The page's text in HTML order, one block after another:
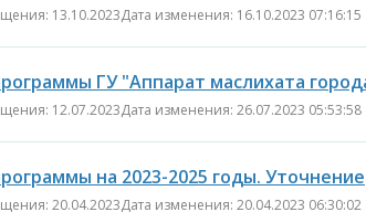
13.10.2023Дата изменения: 16.10.2023 07:16:15
ГУ "Аппарат маслихата
12.07.2023Дата изменения: 26.07.2023 05:53:58
на 2023-2025 годы. Уточнение
20.04.2023Дата изменения: 20.04.2023 06:30:02